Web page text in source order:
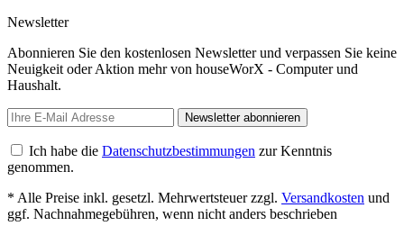
Newsletter
Abonnieren Sie den kostenlosen Newsletter und verpassen Sie keine
Neuigkeit oder Aktion mehr von houseWorX - Computer und
Haushalt.
Newsletter abonnieren
Ich habe die Datenschutzbestimmungen zur Kenntnis
genommen.
* Alle Preise inkl. gesetzl. Mehrwertsteuer zzgl. Versandkosten und
ggf. Nachnahmegebühren, wenn nicht anders beschrieben